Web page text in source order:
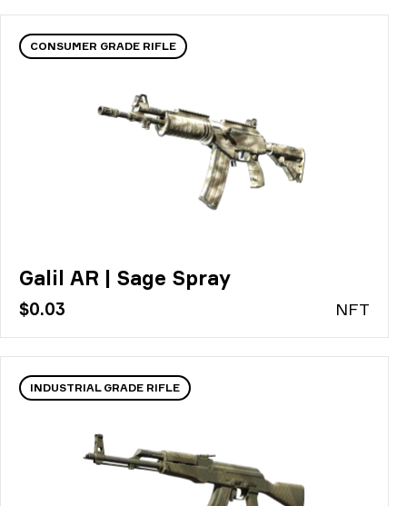
CONSUMER GRADE RIFLE
Galil AR | Sage Spray
$0.03 NFT
INDUSTRIAL GRADE RIFLE